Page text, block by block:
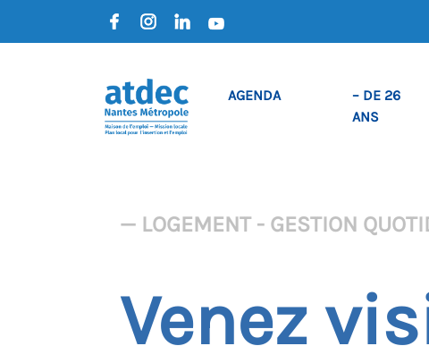
AGENDA
– DE 26
ANS
— LOGEMENT - GESTION
Venez